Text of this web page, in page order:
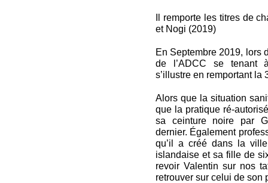
Il remporte les titres de
et Nogi (2019)
En Septembre 2019, lors
de l’ADCC se tenant
s’illustre en remportant la
Alors que la situation
que la pratique ré-
sa ceinture noire par
dernier. Également
qu’il a créé dans la
islandaise et sa fille de
revoir Valentin sur nos
retrouver sur celui de son